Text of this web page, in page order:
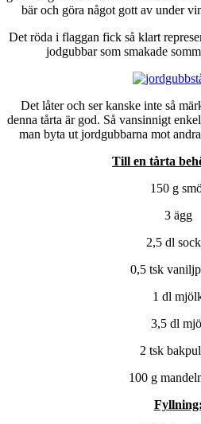
bär och göra något gott av under
Det röda i flaggan fick så klart
jodgubbar som smakade
Det låter och ser kanske inte så
denna tårta är god. Så vansinnigt
man byta ut jordgubbarna mot
Till en tårta
150 g
3 ägg
2,5 dl
0,5 tsk
1 dl
3,5 dl
2 tsk
100 g
Fyllning: